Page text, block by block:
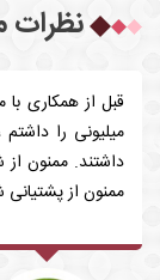
نظرات
قبل از همکاری
میلیونی را
داشتند. ممنون
ممنون از پشتیانی